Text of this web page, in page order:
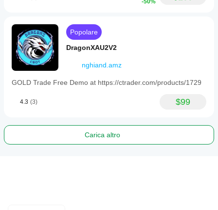
Controls which phase of the trend is accepted. Either:
TrendFreshBars). MatureOnly: only trades in well-
established trends (crossover at least TrendMatureBars
ago).
Common values: 20, 50.
🔹 Slow EMA Period (default: 200)
-50%
Popolare
DragonXAU2V2
nghiand.amz
GOLD Trade Free Demo at https://ctrader.com/products/1729
4.3 (3) $99
Carica altro